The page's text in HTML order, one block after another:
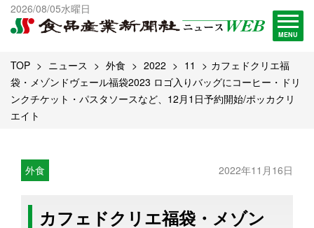
2026/08/05水曜日
MENU
出版物一覧へ
試読・購読申し込み
TOP ニュース 外食 2022 11
カフェドクリエ福
袋・メゾンドヴェール福袋2023 ロゴ入りバッグにコーヒー・ドリ
ンクチケット・パスタソースなど、12月1日予約開始/ポッカクリ
エイト
外食 2022年11月16日
カフェドクリエ福袋・メゾン